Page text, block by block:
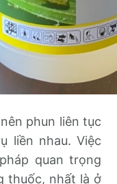
phun liên tục
liền nhau. Việc
quan trọng
thuốc, nhất là ở